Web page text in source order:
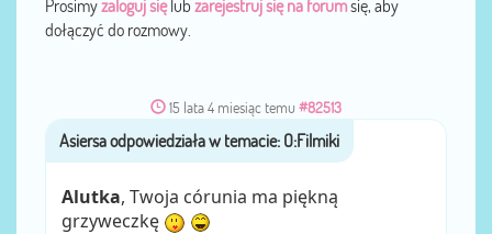
Prosimyzaloguj sięlub zarejestruj się na forumsię, aby
dołączyć do rozmowy.
15 lata 4 miesiąc temu #82513
przezAsiersa
Alutka, Twoja córunia ma piękną
grzyweczkę